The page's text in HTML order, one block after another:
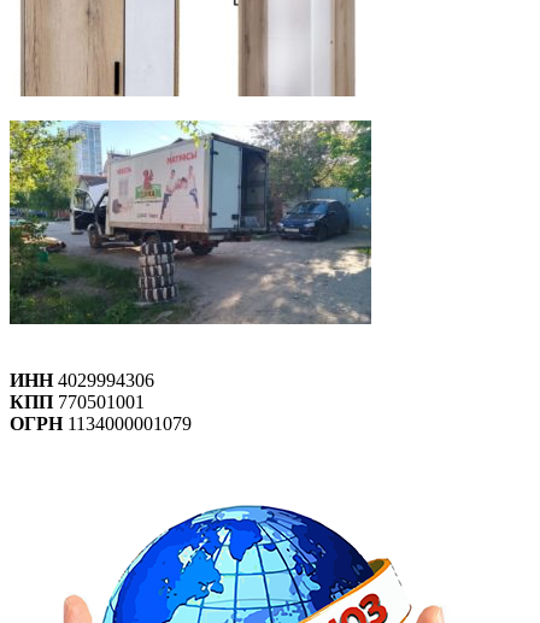
ИНН4029994306
КПП 770501001
ОГРН1134000001079